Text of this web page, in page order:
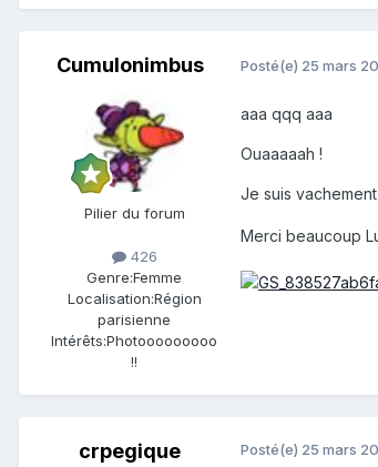
Cumulonimbus
Pilier du forum
426
Genre:Femme
Localisation:Région
parisienne
Intérêts:Photooooooooo
!!
Posté(e) 25 mars
aaa qqq aaa
Ouaaaaah !
Je suis
Merci beaucoup
crpegique Posté(e) 25 mars